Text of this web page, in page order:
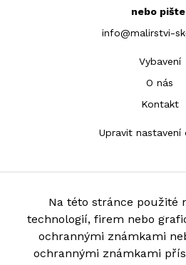
nebo
info@malirstvi-
Vybavení
O nás
Kontakt
Upravit nastavení
Na této stránce použité
technologií, firem nebo
ochrannými známkami
ochrannými známkami